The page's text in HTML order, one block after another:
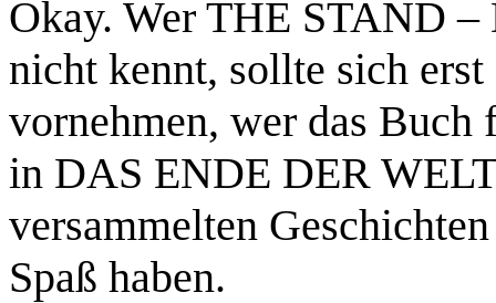
Okay. Wer THE STAND
nicht kennt, sollte sich
vornehmen, wer das
in DAS ENDE DER
versammelten
Spaß haben.